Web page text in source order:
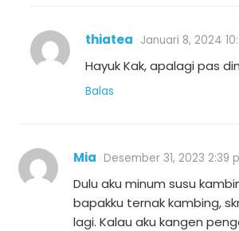
thiatea Januari 8, 2024
Hayuk Kak, apalagi pas
Balas
Mia Desember 31, 2023 2:39
Dulu aku minum susu
bapakku ternak kambing,
lagi. Kalau aku kangen